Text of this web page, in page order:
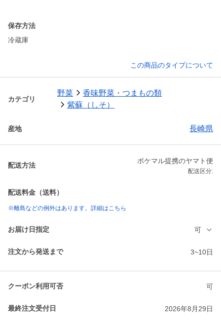
保存方法
冷蔵庫
この商品のタイプについて
カテゴリ
野菜
香味野菜・つまもの類
紫蘇（しそ）
産地 長崎県
配送方法
ポケマル提携のヤマト便
配送区分:
配送料金（送料）
※離島などの例外はあります。詳細はこちら
お届け日指定 可
注文から発送まで 3~10日
クーポン利用可否 可
最終注文受付日 2026年8月29日